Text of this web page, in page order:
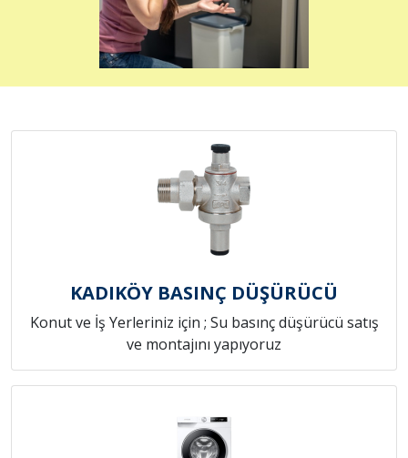
KADIKÖY BASINÇ DÜŞÜRÜCÜ
Konut ve İş Yerleriniz için ; Su basınç düşürücü satış
ve montajını yapıyoruz